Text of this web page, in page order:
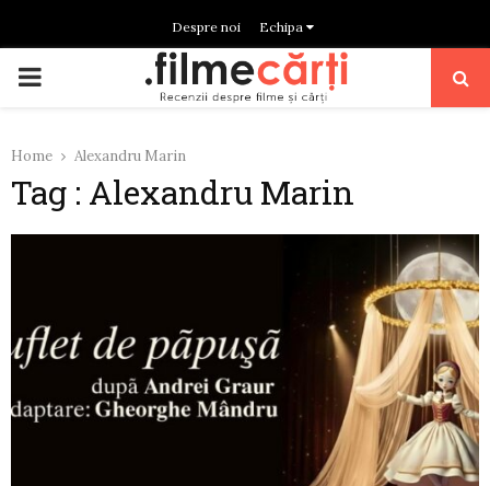
Despre noi Echipa
PRIMARY
Home Alexandru Marin
Tag : Alexandru Marin